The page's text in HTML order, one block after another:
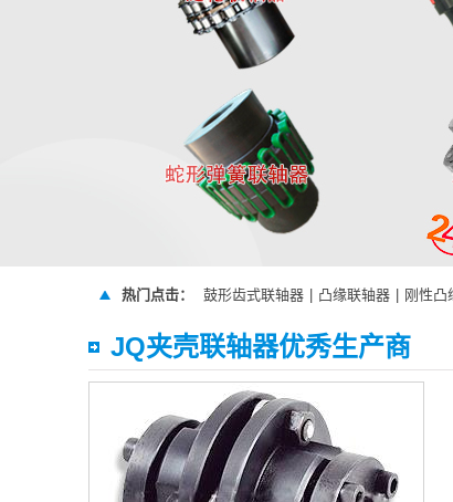
热门点击： 鼓形齿式联轴器 凸缘联轴器 刚性凸
JQ夹壳联轴器优秀生产商